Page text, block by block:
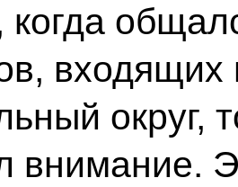
когда
округ,
внимание.